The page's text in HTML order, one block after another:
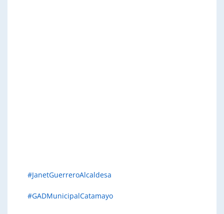
#JanetGuerreroAlcaldesa
#GADMunicipalCatamayo